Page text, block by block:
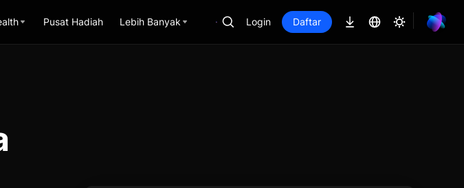
Pusat Hadiah Lebih Banyak Login Daftar